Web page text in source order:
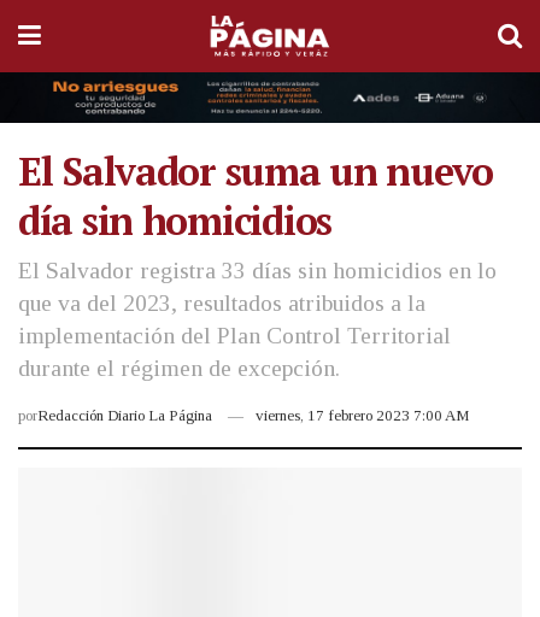
El Salvador suma un nuevo
día sin homicidios
El Salvador registra 33 días sin homicidios en lo
que va del 2023, resultados atribuidos a la
implementación del Plan Control Territorial
durante el régimen de excepción.
porRedacción Diario La Página viernes, 17 febrero 2023 7:00 AM